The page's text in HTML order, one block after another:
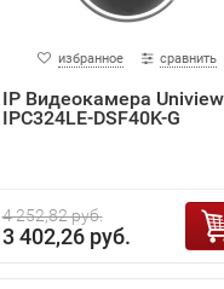
избранное сравнить
IP Видеокамера Uniview
IPC324LE-DSF40K-G
4 252,82 руб.
3 402,26 руб.